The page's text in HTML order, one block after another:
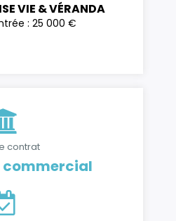
VIE & VÉRANDA
: 25 000 €
contrat